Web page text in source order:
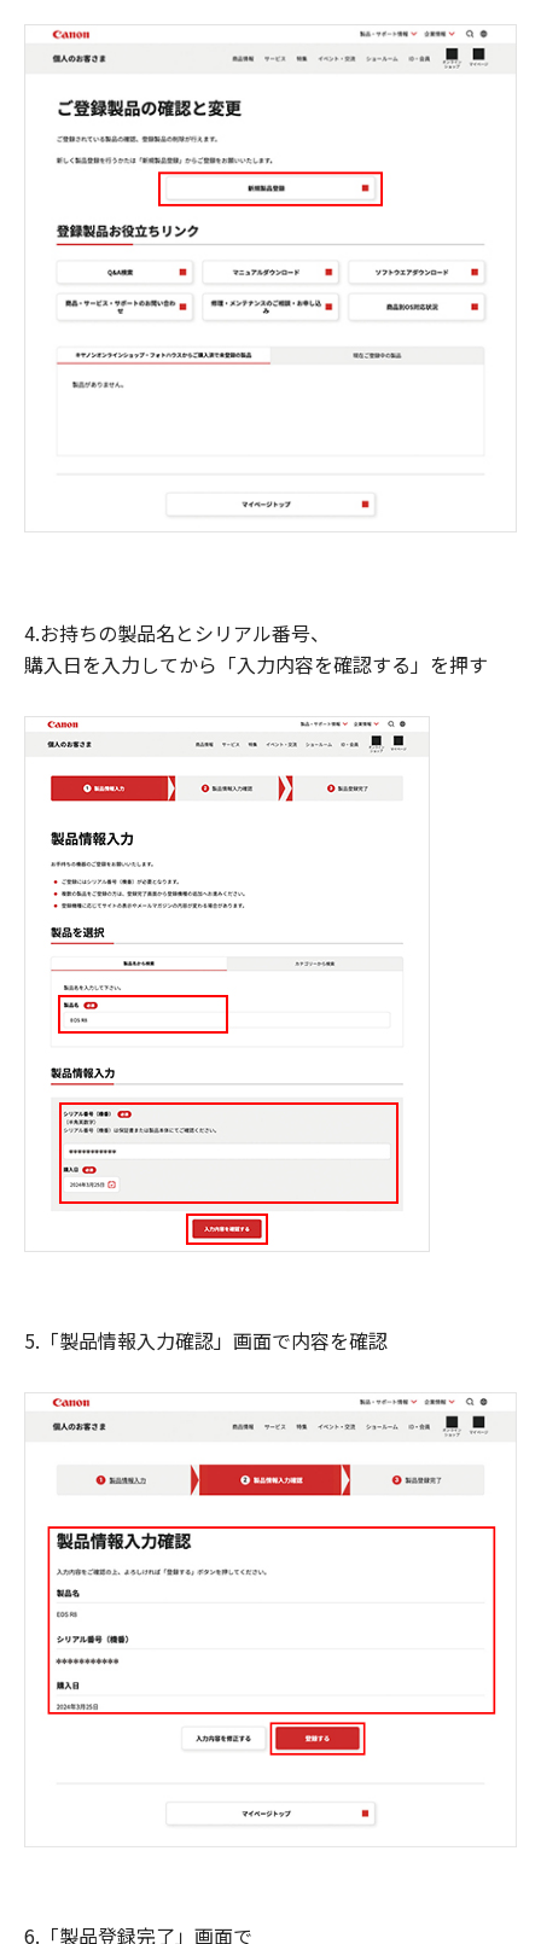
4.お持ちの製品名とシリアル番号、
購入日を入力してから「入力内容を確認する」を押す
5.「製品情報入力確認」画面で内容を確認
6.「製品登録完了」画面で